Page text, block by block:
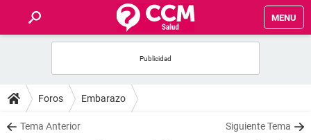
MENU
FOROS
SALUD
Foros Embarazo
Tema Anterior Siguiente Tema